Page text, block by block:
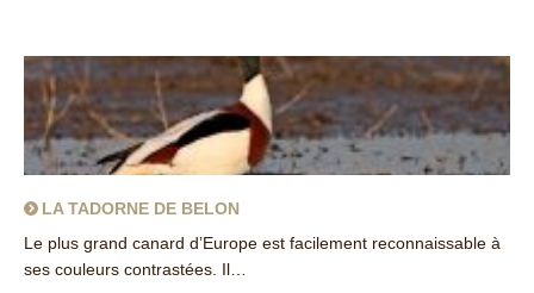
LA TADORNE DE BELON
Le plus grand canard d’Europe est facilement reconnaissable à
ses couleurs contrastées. Il…